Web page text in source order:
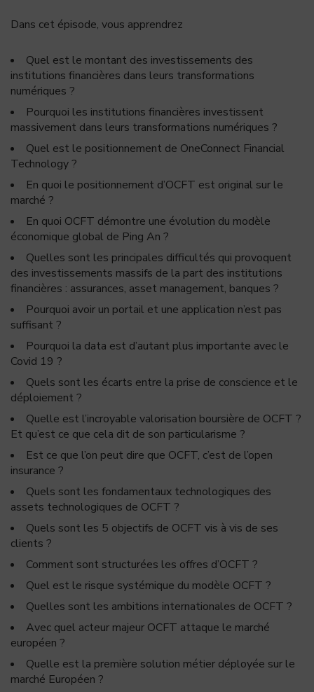
Dans cet épisode, vous apprendrez
Quel est le montant des investissements des
institutions financières dans leurs transformations
numériques ?
Pourquoi les institutions financières investissent
massivement dans leurs transformations numériques ?
Quel est le positionnement de OneConnect Financial
Technology ?
En quoi le positionnement d’OCFT est original sur le
marché ?
En quoi OCFT démontre une évolution du modèle
économique global de Ping An ?
Quelles sont les principales difficultés qui provoquent
des investissements massifs de la part des institutions
financières : assurances, asset management, banques ?
Pourquoi avoir un portail et une application n’est pas
suffisant ?
Pourquoi la data est d’autant plus importante avec le
Covid 19 ?
Quels sont les écarts entre la prise de conscience et le
déploiement ?
Quelle est l’incroyable valorisation boursière de OCFT ?
Et qu’est ce que cela dit de son particularisme ?
Est ce que l’on peut dire que OCFT, c’est de l’open
insurance ?
Quels sont les fondamentaux technologiques des
assets technologiques de OCFT ?
Quels sont les 5 objectifs de OCFT vis à vis de ses
clients ?
Comment sont structurées les offres d’OCFT ?
Quel est le risque systémique du modèle OCFT ?
Quelles sont les ambitions internationales de OCFT ?
Avec quel acteur majeur OCFT attaque le marché
européen ?
Quelle est la première solution métier déployée sur le
marché Européen ?